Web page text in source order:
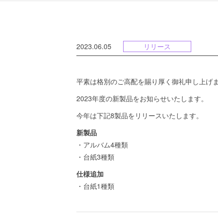
2023.06.05 リリース
平素は格別のご高配を賜り厚く御礼申し上げ
2023年度の新製品をお知らせいたします。
今年は下記8製品をリリースいたします。
新製品
・アルバム4種類
・台紙3種類
仕様追加
・台紙1種類